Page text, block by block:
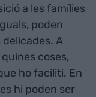
a les famílies
poden
delicades. A
coses,
ho faciliti. En
hi poden ser